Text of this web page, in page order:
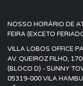
NOSSO HORÁRIO DE
FEIRA (EXCETO
VILLA LOBOS OFFICE
AV. QUEIROZ FILHO,
(BLOCO D) - SUNNY
05319-000 VILA